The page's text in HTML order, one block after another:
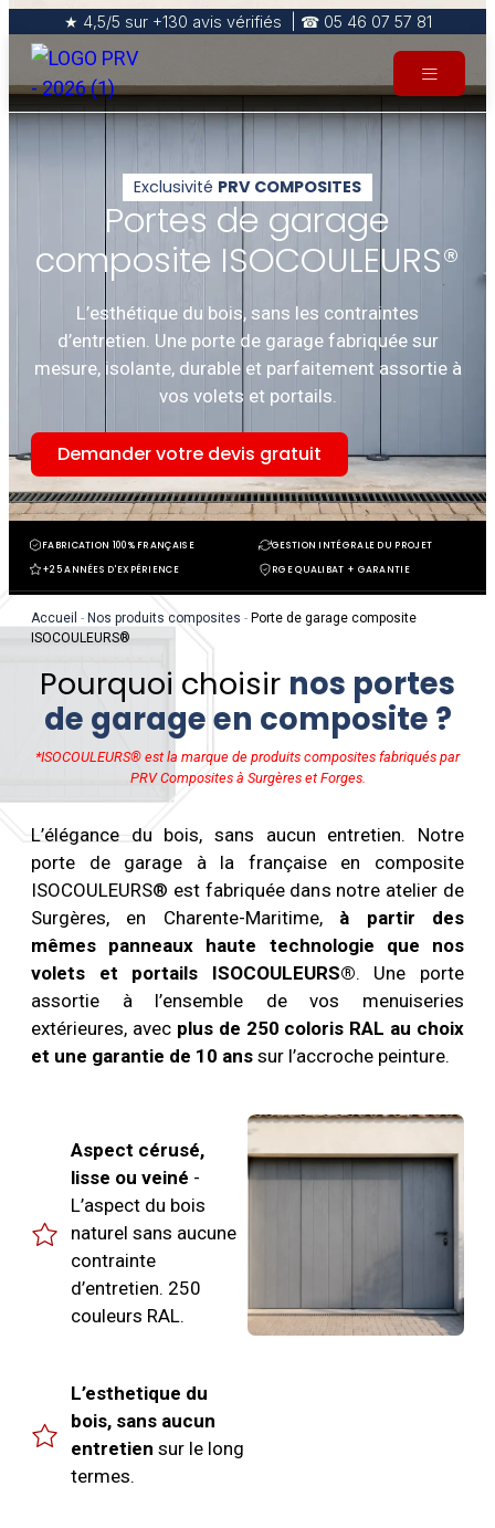
★ 4,5/5 sur +130 avis vérifiés | ☎ 05 46 07 57 81
Exclusivité PRV COMPOSITES
Portes de garage
composite ISOCOULEURS®
L’esthétique du bois, sans les contraintes
d’entretien. Une porte de garage fabriquée sur
mesure, isolante, durable et parfaitement assortie à
vos volets et portails.
Demander votre devis gratuit
FABRICATION 100% FRANÇAISE
GESTION INTÉGRALE DU PROJET
+25 ANNÉES D'EXPÉRIENCE
RGE QUALIBAT + GARANTIE
Accueil - Nos produits composites - Porte de garage composite
ISOCOULEURS®
Pourquoi choisir nos portes
de garage en composite ?
*ISOCOULEURS® est la marque de produits composites fabriqués par
PRV Composites à Surgères et Forges.
L’élégance du bois, sans aucun entretien. Notre
porte de garage à la française en composite
ISOCOULEURS® est fabriquée dans notre atelier de
Surgères, en Charente-Maritime, à partir des
mêmes panneaux haute technologie que nos
volets et portails ISOCOULEURS®. Une porte
assortie à l’ensemble de vos menuiseries
extérieures, avec plus de 250 coloris RAL au choix
et une garantie de 10 ans sur l’accroche peinture.
Aspect cérusé,
lisse ou veiné -
L’aspect du bois
naturel sans aucune
contrainte
d’entretien. 250
couleurs RAL.
L’esthetique du
bois, sans aucun
entretien sur le long
termes.